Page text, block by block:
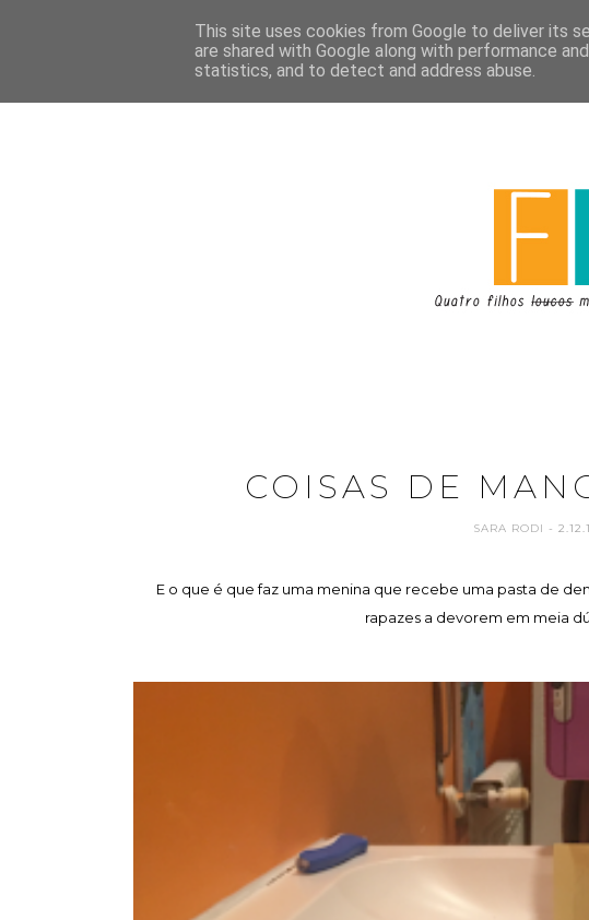
COISAS DE
SARA RODI -
E o que é que faz uma menina que recebe uma pasta de
rapazes a devorem em meia
This site uses cookies from Google to deliver its
are shared with Google along with performance
statistics, and to detect and address abuse.